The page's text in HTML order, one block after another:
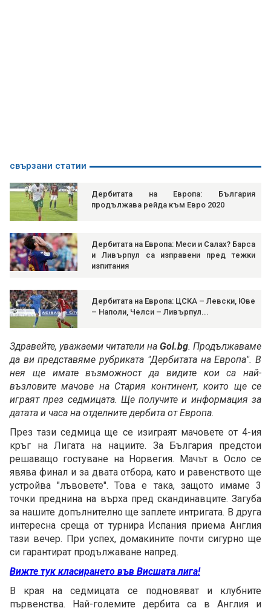
свързани статии
Дербитата на Европа: България
продължава рейда към Евро 2020
Дербитата на Европа: Меси и Салах? Барса
и Ливърпул са изправени пред тежки
изпитания
Дербитата на Европа: ЦСКА – Левски, Юве
– Наполи, Челси – Ливърпул...
Здравейте, уважаеми читатели на Gol.bg. Продължаваме
да ви представяме рубриката "Дербитата на Европа". В
нея ще имате възможност да видите кои са най-
възловите мачове на Стария континент, които ще се
играят през седмицата. Ще получите и информация за
датата и часа на отделните дербита от Европа.
През тази седмица ще се изиграят мачовете от 4-ия
кръг на Лигата на нациите. За България предстои
решаващо гостуване на Норвегия. Мачът в Осло се
явява финал и за двата отбора, като и равенството ще
устройва "лъвовете". Това е така, защото имаме 3
точки преднина на върха пред скандинавците. Загуба
за нашите допълнително ще заплете интригата. В друга
интересна среща от турнира Испания приема Англия
тази вечер. При успех, домакините почти сигурно ще
си гарантират продължаване напред.
Вижте тук класирането във Висшата лига!
В края на седмицата се подновяват и клубните
първенства. Най-големите дербита са в Англия и